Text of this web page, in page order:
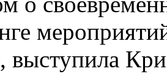
выступила